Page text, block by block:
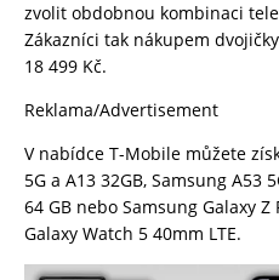
zvolit obdobnou kombinaci
Zákazníci tak nákupem
18 499 Kč.
Reklama/Advertisement
V nabídce T-Mobile můžete
5G a A13 32GB, Samsung A53
64 GB nebo Samsung Galaxy
Galaxy Watch 5 40mm LTE.